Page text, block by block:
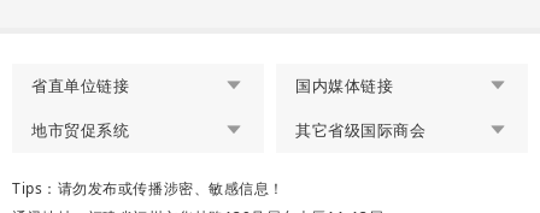
省直单位链接 国内媒体链接
地市贸促系统 其它省级国际商会
Tips：请勿发布或传播涉密、敏感信息！